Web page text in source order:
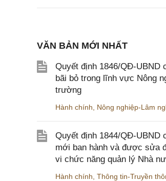
VĂN BẢN MỚI NHẤT
Quyết định 1846/QĐ-UBND
bãi bỏ trong lĩnh vực Nông
trường
Hành chính Nông nghiệp-Lâm
Quyết định 1844/QĐ-UBND
mới ban hành và được sửa
vi chức năng quản lý Nhà
Hành chính Thông tin-Truyền